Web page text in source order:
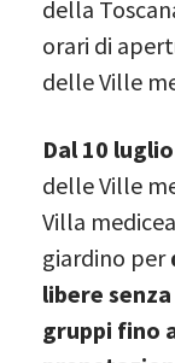
della
orari di
delle Ville
Dal 10 luglio
delle Ville
Villa
giardino per
libere
gruppi fino